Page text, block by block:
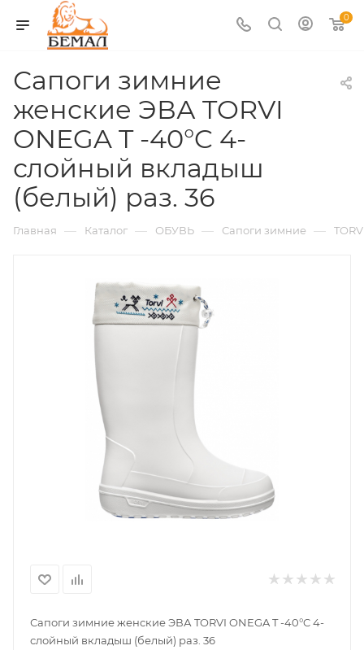
0
Сапоги зимние
женские ЭВА TORVI
ONEGA T -40°C 4-
слойный вкладыш
(белый) раз. 36
Главная — Каталог — ОБУВЬ — Сапоги зимние —
Сапоги зимние женские ЭВА TORVI ONEGA T -40°C 4-
слойный вкладыш (белый) раз. 36